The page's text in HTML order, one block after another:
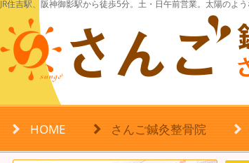
JR住吉駅、阪神御影駅から徒歩5分。土・日午前営業。太陽のよ
HOME さんご鍼灸整骨院